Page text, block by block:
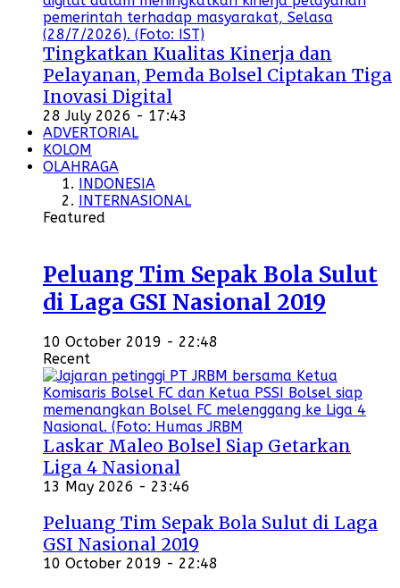
Tingkatkan Kualitas Kinerja dan
Pelayanan, Pemda Bolsel Ciptakan Tiga
Inovasi Digital
28 July 2026 - 17:43
ADVERTORIAL
KOLOM
OLAHRAGA
INDONESIA
INTERNASIONAL
Featured
Peluang Tim Sepak Bola Sulut
di Laga GSI Nasional 2019
10 October 2019 - 22:48
Recent
Laskar Maleo Bolsel Siap Getarkan
Liga 4 Nasional
13 May 2026 - 23:46
Peluang Tim Sepak Bola Sulut di Laga
GSI Nasional 2019
10 October 2019 - 22:48